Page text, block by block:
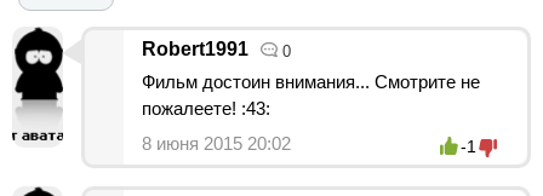
Robert1991 0
Фильм достоин внимания... Смотрите не
пожалеете! :43:
8 июня 2015 20:02
-1